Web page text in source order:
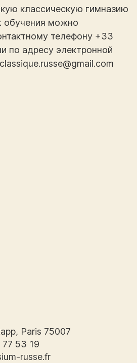
классическую гимназию
обучения можно
телефону +33
по адресу электронной
Paris 75007
53 19
russe.fr